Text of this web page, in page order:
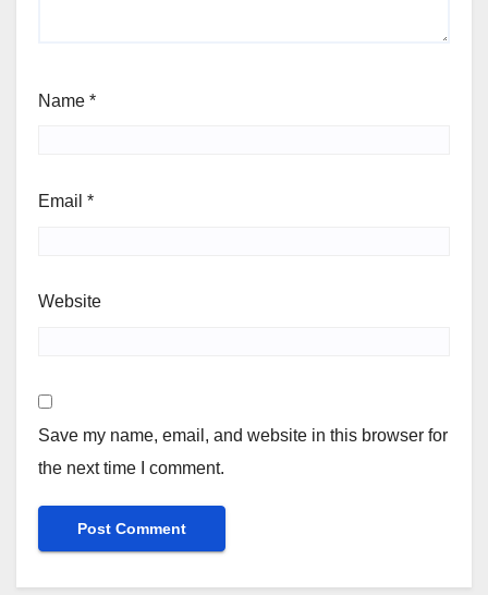
Name *
Email *
Website
Save my name, email, and website in this browser for
the next time I comment.